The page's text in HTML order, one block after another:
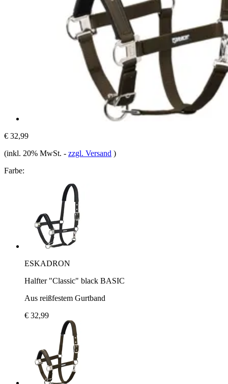
€ 32,99
(inkl. 20% MwSt. - zzgl. Versand )
Farbe:
ESKADRON
Halfter "Classic" black BASIC
Aus reißfestem Gurtband
€ 32,99